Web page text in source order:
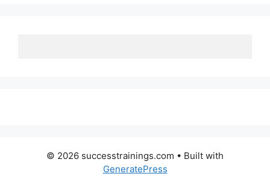
© 2026 successtrainings.com • Built with
GeneratePress